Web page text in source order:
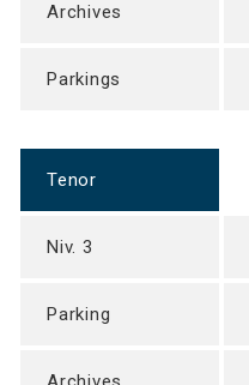
Archives
Parkings
Tenor
Niv. 3
Parking